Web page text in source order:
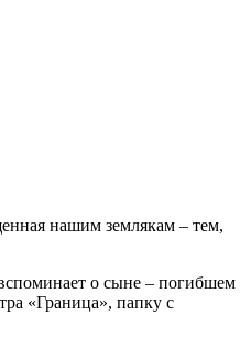
нашим землякам – тем,
о сыне – погибшем
«Граница», папку с